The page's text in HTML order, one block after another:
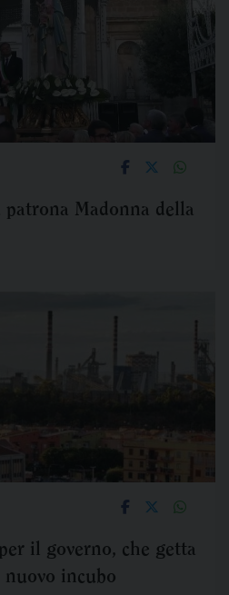
Madonna della
il governo, che getta
incubo